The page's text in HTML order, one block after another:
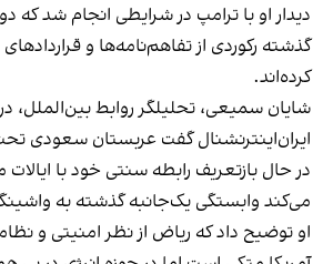
دیدار او با ترامپ در شرایطی انجام شد که
گذشته رکوردی از تفاهم‌نامه‌ها و
کرده‌اند.
شایان سمیعی، تحلیلگر روابط بین‌الملل،
ایران‌اینترنشنال گفت عربستان سعودی
در حال بازتعریف رابطه سنتی خود با
می‌کند وابستگی یک‌جانبه گذشته به
او توضیح داد که ریاض از نظر امنیتی و